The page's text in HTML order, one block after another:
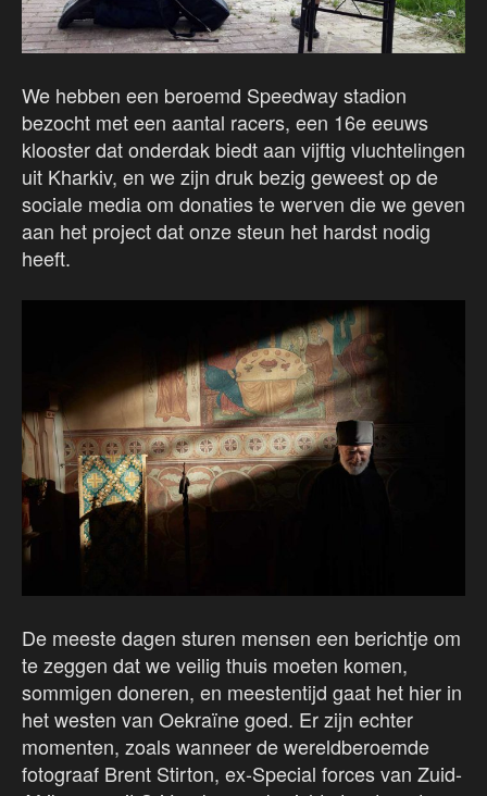
We hebben een beroemd Speedway stadion
bezocht met een aantal racers, een 16e eeuws
klooster dat onderdak biedt aan vijftig vluchtelingen
uit Kharkiv, en we zijn druk bezig geweest op de
sociale media om donaties te werven die we geven
aan het project dat onze steun het hardst nodig
heeft.
De meeste dagen sturen mensen een berichtje om
te zeggen dat we veilig thuis moeten komen,
sommigen doneren, en meestentijd gaat het hier in
het westen van Oekraïne goed. Er zijn echter
momenten, zoals wanneer de wereldberoemde
fotograaf Brent Stirton, ex-Special forces van Zuid-